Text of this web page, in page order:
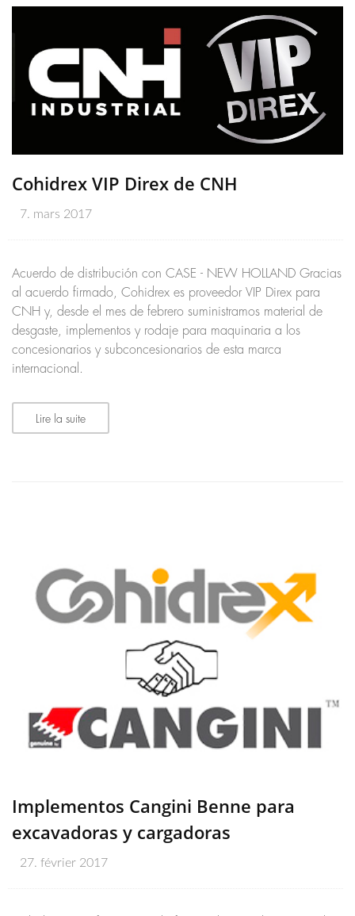
Cohidrex VIP Direx de CNH
7. mars 2017
Acuerdo de distribución con CASE - NEW HOLLAND Gracias
al acuerdo firmado, Cohidrex es proveedor VIP Direx para
CNH y, desde el mes de febrero suministramos material de
desgaste, implementos y rodaje para maquinaria a los
concesionarios y subconcesionarios de esta marca
internacional.
Lire la suite
Implementos Cangini Benne para
excavadoras y cargadoras
27. février 2017